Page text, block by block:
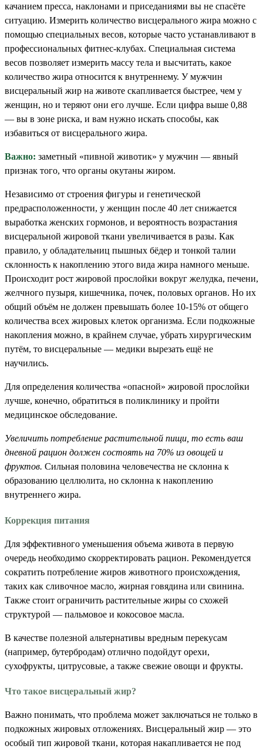
качанием пресса, наклонами и приседаниями вы не спасёте
ситуацию. Измерить количество висцерального жира можно с
помощью специальных весов, которые часто устанавливают в
профессиональных фитнес-клубах. Специальная система
весов позволяет измерить массу тела и высчитать, какое
количество жира относится к внутреннему. У мужчин
висцеральный жир на животе скапливается быстрее, чем у
женщин, но и теряют они его лучше. Если цифра выше 0,88
— вы в зоне риска, и вам нужно искать способы, как
избавиться от висцерального жира.
Важно: заметный «пивной животик» у мужчин — явный
признак того, что органы окутаны жиром.
Независимо от строения фигуры и генетической
предрасположенности, у женщин после 40 лет снижается
выработка женских гормонов, и вероятность возрастания
висцеральной жировой ткани увеличивается в разы. Как
правило, у обладательниц пышных бёдер и тонкой талии
склонность к накоплению этого вида жира намного меньше.
Происходит рост жировой прослойки вокруг желудка, печени,
желчного пузыря, кишечника, почек, половых органов. Но их
общий объём не должен превышать более 10-15% от общего
количества всех жировых клеток организма. Если подкожные
накопления можно, в крайнем случае, убрать хирургическим
путём, то висцеральные — медики вырезать ещё не
научились.
Для определения количества «опасной» жировой прослойки
лучше, конечно, обратиться в поликлинику и пройти
медицинское обследование.
Увеличить потребление растительной пищи, то есть ваш
дневной рацион должен состоять на 70% из овощей и
фруктов. Сильная половина человечества не склонна к
образованию целлюлита, но склонна к накоплению
внутреннего жира.
Коррекция питания
Для эффективного уменьшения объема живота в первую
очередь необходимо скорректировать рацион. Рекомендуется
сократить потребление жиров животного происхождения,
таких как сливочное масло, жирная говядина или свинина.
Также стоит ограничить растительные жиры со схожей
структурой — пальмовое и кокосовое масла.
В качестве полезной альтернативы вредным перекусам
(например, бутербродам) отлично подойдут орехи,
сухофрукты, цитрусовые, а также свежие овощи и фрукты.
Что такое висцеральный жир?
Важно понимать, что проблема может заключаться не только в
подкожных жировых отложениях. Висцеральный жир — это
особый тип жировой ткани, которая накапливается не под